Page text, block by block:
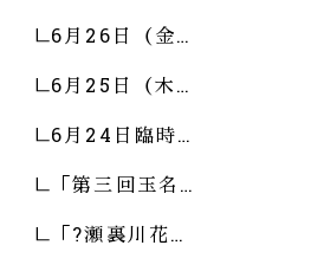
6月26日（金…
6月25日（木…
6月24日臨時…
「第三回玉名…
「?瀬裏川花…